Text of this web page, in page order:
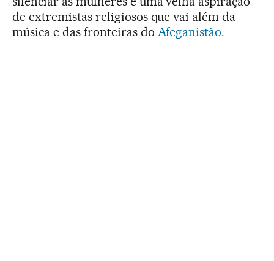
de extremistas religiosos que vai além da
música e das fronteiras do Afeganistão.